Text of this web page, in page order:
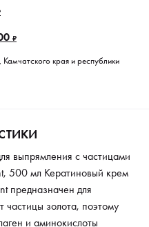
₽
края и республики
выпрямления с частицами
500 мл Кератиновый крем
предназначен для
золота, поэтому
и аминокислоты